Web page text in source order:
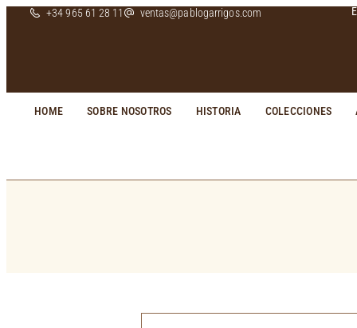
+34 965 61 28 11 ventas@pablogarrigos.com
HOME SOBRE NOSOTROS HISTORIA COLECCIONES